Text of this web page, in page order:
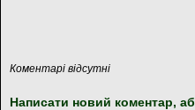
Коментарі відсутні
Написати новий коментар,